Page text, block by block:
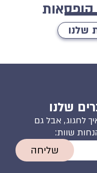
קופסאות
שלנו
שלנו
לחגוג, אבל גם
שוות:
שליחה